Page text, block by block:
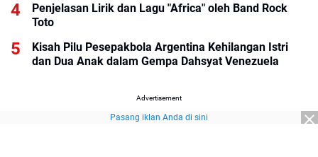
Penjelasan Lirik dan Lagu "Africa" oleh Band Rock
Toto
Kisah Pilu Pesepakbola Argentina Kehilangan Istri
dan Dua Anak dalam Gempa Dahsyat Venezuela
Advertisement
Pasang iklan Anda di sini